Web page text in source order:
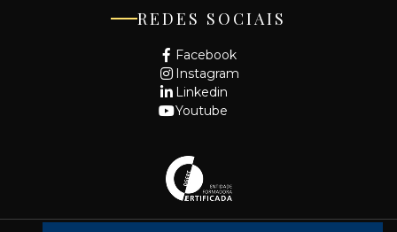
REDES SOCIAIS
Facebook
Instagram
Linkedin
Youtube